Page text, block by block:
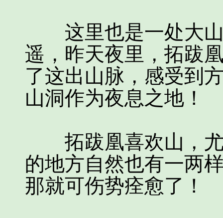
这里也是一处大山
遥，昨天夜里，拓跋
了这出山脉，感受到
山洞作为夜息之地！
拓跋凰喜欢山，尤
的地方自然也有一两
那就可伤势痊愈了！